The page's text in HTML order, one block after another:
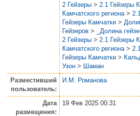
2 Гейзеры > 2.1 Гейзеры
Камчатского региона >
Гейзеры Камчатки >
Гейзеров >
_Долина
2 Гейзеры > 2.1 Гейзеры
Камчатского региона >
Гейзеры Камчатки >
Узон > Шаман
Разместивший
пользователь:
И.М. Романова
Дата
размещения:
19 Фев 2025 00:31